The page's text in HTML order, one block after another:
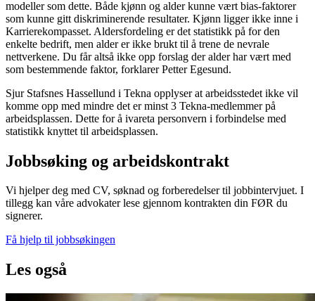
modeller som dette. Både kjønn og alder kunne vært bias-faktorer
som kunne gitt diskriminerende resultater. Kjønn ligger ikke inne i
Karrierekompasset. Aldersfordeling er det statistikk på for den
enkelte bedrift, men alder er ikke brukt til å trene de nevrale
nettverkene. Du får altså ikke opp forslag der alder har vært med
som bestemmende faktor, forklarer Petter Egesund.
Sjur Stafsnes Hassellund i Tekna opplyser at arbeidsstedet ikke vil
komme opp med mindre det er minst 3 Tekna-medlemmer på
arbeidsplassen. Dette for å ivareta personvern i forbindelse med
statistikk knyttet til arbeidsplassen.
Jobbsøking og arbeidskontrakt
Vi hjelper deg med CV, søknad og forberedelser til jobbintervjuet. I
tillegg kan våre advokater lese gjennom kontrakten din FØR du
signerer.
Få hjelp til jobbsøkingen
Les også